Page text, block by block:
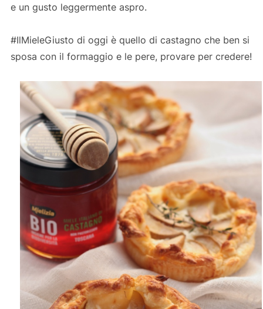
e un gusto leggermente aspro.
#IlMieleGiusto di oggi è quello di castagno che ben si
sposa con il formaggio e le pere, provare per credere!